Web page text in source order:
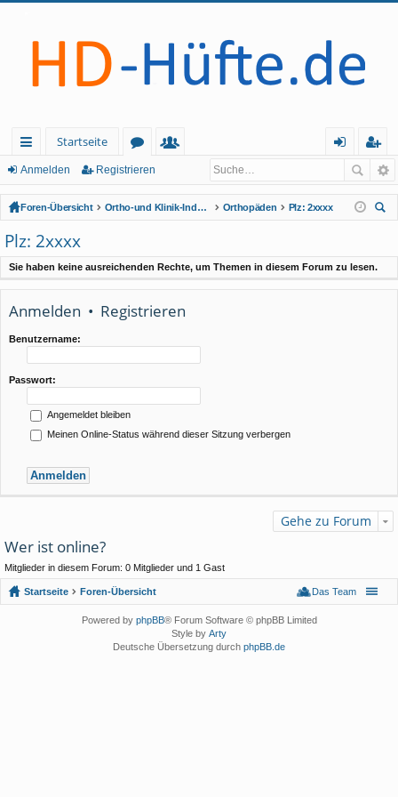
ch
ne
llz
ug
rif
f
Startseite
or
en
lie
de
m
el
n
eg
ist
rie
n
Anmelden Registrieren
Foren-Übersicht Ortho-und Klinik-Index (geschlossener Bereich - Anmeldung erforderlich) Orthopäden
Plz: 2xxxx
Plz: 2xxxx
Sie haben keine ausreichenden Rechte, um Themen in diesem Forum zu lesen.
Anmelden • Registrieren
Benutzername:
Passwort:
Angemeldet bleiben
Meinen Online-Status während dieser Sitzung verbergen
Gehe zu Forum
Wer ist online?
Mitglieder in diesem Forum: 0 Mitglieder und 1 Gast
Startseite Foren-Übersicht Das Team
Powered by phpBB® Forum Software © phpBB Limited
Style by Arty
Deutsche Übersetzung durch phpBB.de